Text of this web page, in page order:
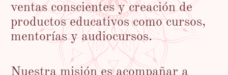
ventas conscientes y creación de
productos educativos como cursos,
mentorías y audiocursos.
Nuestra misión es acompañar a